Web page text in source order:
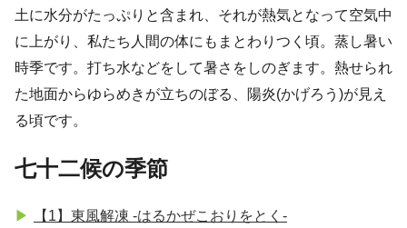
土に水分がたっぷりと含まれ、それが熱気となって空気中
に上がり、私たち人間の体にもまとわりつく頃。蒸し暑い
時季です。打ち水などをして暑さをしのぎます。熱せられ
た地面からゆらめきが立ちのぼる、陽炎(かげろう)が見え
る頃です。
七十二候の季節
【1】東風解凍 -はるかぜこおりをとく-